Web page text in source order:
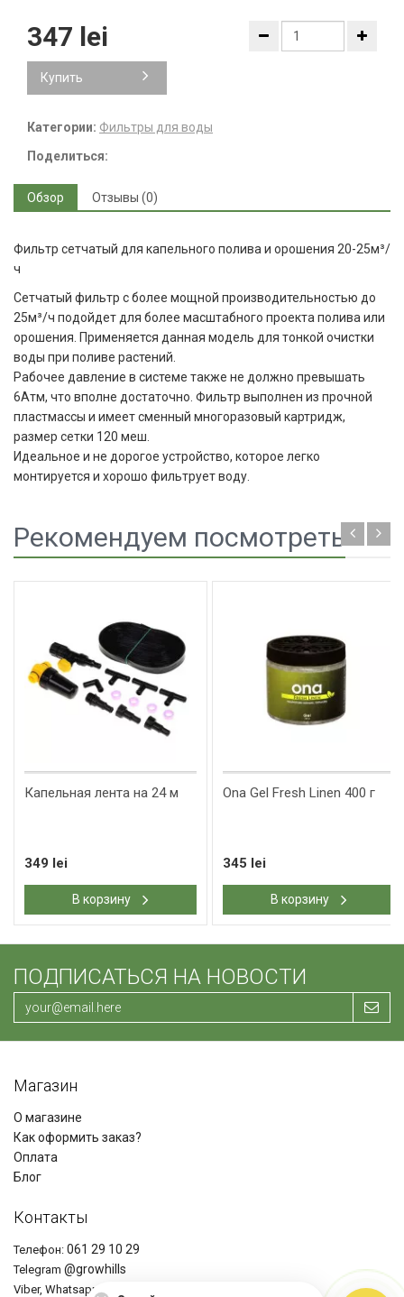
347 lei
Купить
Категории: Фильтры для воды
Поделиться:
Обзор Отзывы (0)
Фильтр сетчатый для капельного полива и орошения 20-25м³/
ч
Сетчатый фильтр с более мощной производительностью до
25м³/ч подойдет для более масштабного проекта полива или
орошения. Применяется данная модель для тонкой очистки
воды при поливе растений.
Рабочее давление в системе также не должно превышать
6Атм, что вполне достаточно. Фильтр выполнен из прочной
пластмассы и имеет сменный многоразовый картридж,
размер сетки 120 меш.
Идеальное и не дорогое устройство, которое легко
монтируется и хорошо фильтрует воду.
Рекомендуем посмотреть
Капельная лента на 24 м
349 lei
В корзину
Ona Gel Fresh Linen 400 г
345 lei
В корзину
ПОДПИСАТЬСЯ НА НОВОСТИ
Магазин
О магазине
Как оформить заказ?
Оплата
Блог
Контакты
Телефон: 061 29 10 29
Telegram @growhills
Viber, Whatsapp